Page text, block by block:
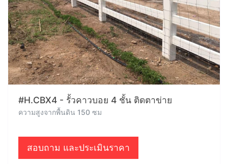
#H.CBX4 - รั้วคาวบอย 4 ชั้น ติดตาข่าย
ความสูงจากพื้นดิน 150 ซม
สอบถาม และประเมินราคา